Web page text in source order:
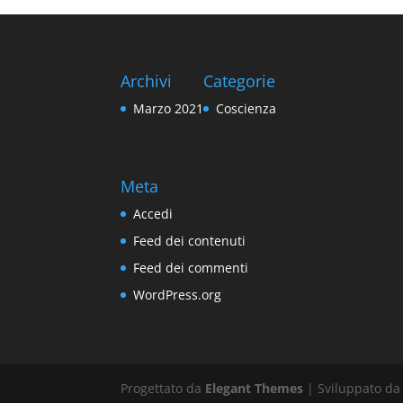
Archivi
Marzo 2021
Categorie
Coscienza
Meta
Accedi
Feed dei contenuti
Feed dei commenti
WordPress.org
Progettato da Elegant Themes | Sviluppato